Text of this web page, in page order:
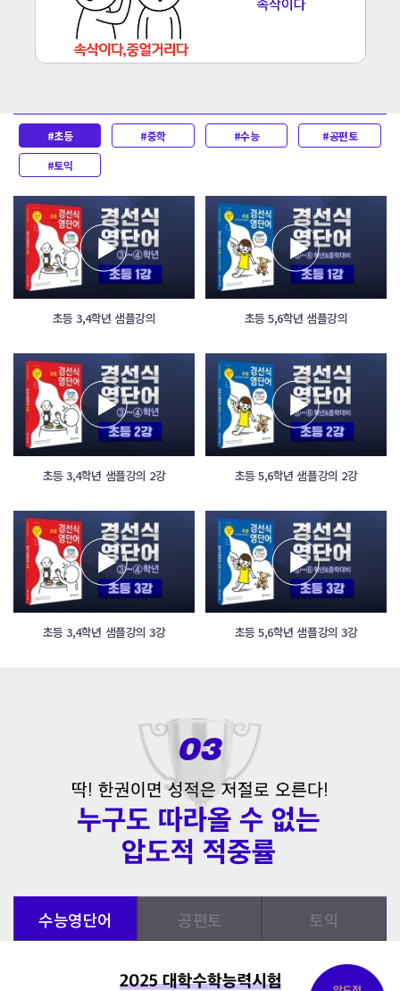
#초등 #중학 #수능
#공편토
#토익
초등 3,4학년 샘플강의 초등 5,6학년 샘플강의
초등 3,4학년 샘플강의 2강 초등 5,6학년 샘플강의 2강
초등 3,4학년 샘플강의 3강 초등 5,6학년 샘플강의 3강
수능영단어 공편토 토익